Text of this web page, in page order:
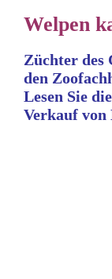
Welpen
Züchter
den
Lesen Sie
Verkauf von